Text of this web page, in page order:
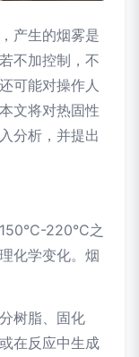
产生的烟雾是
不加控制，不
可能对操作人
文将对热固性
分析，并提出
220°C之
化学变化。烟
树脂、固化
在反应中生成